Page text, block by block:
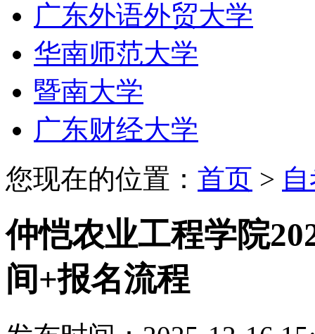
广东外语外贸大学
华南师范大学
暨南大学
广东财经大学
您现在的位置： 首页 >
仲恺农业工程学院
间+报名流程